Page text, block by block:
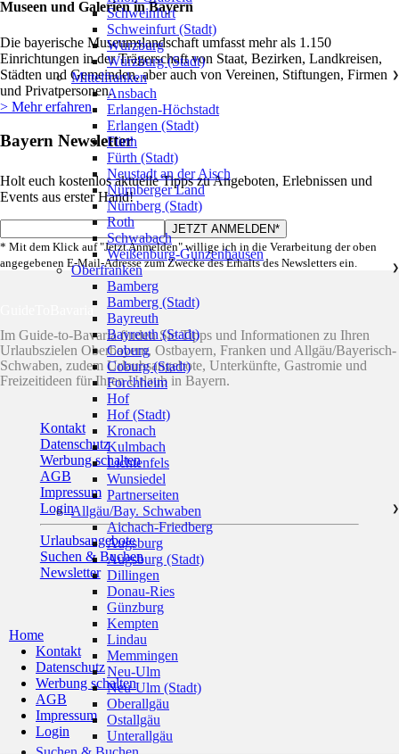
Museen und Galerien in Bayern
Die bayerische Museumslandschaft umfasst mehr als 1.150
Einrichtungen in der Trägerschaft von Staat, Bezirken, Landkreisen,
Städten und Gemeinden, aber auch von Vereinen, Stiftungen, Firmen
und Privatpersonen.
> Mehr erfahren
Bayern Newsletter
Holt euch kostenlos aktuelle Tipps zu Angeboten, Erlebnissen und
Events aus erster Hand!
* Mit dem Klick auf "Jetzt Anmelden" willige ich in die Verarbeitung der oben
angegebenen E-Mail-Adresse zum Zwecke des Erhalts des Newsletters ein.
GuideToBavaria
Im Guide-to-Bavaria finden Sie Tipps und Informationen zu Ihren
Urlaubszielen Oberbayern, Ostbayern, Franken und Allgäu/Bayerisch-
Schwaben, zudem Urlaubsangebote, Unterkünfte, Gastromie und
Freizeitideen für Ihren Urlaub in Bayern.
Kontakt
Datenschutz
Werbung schalten
AGB
Impressum
Login
Urlaubsangebote
Suchen & Buchen
Newsletter
Home
Kontakt
Datenschutz
Werbung schalten
AGB
Impressum
Login
Schweinfurt
Schweinfurt (Stadt)
Würzburg
Würzburg (Stadt)
Mittelfranken
❯
Ansbach
Erlangen-Höchstadt
Erlangen (Stadt)
Fürth
Fürth (Stadt)
Neustadt an der Aisch
Nürnberger Land
Nürnberg (Stadt)
Roth
Schwabach
Weißenburg-Gunzenhausen
Oberfranken
❯
Bamberg
Bamberg (Stadt)
Bayreuth
Bayreuth (Stadt)
Coburg
Coburg (Stadt)
Forchheim
Hof
Hof (Stadt)
Kronach
Kulmbach
Lichtenfels
Wunsiedel
Partnerseiten
Allgäu/Bay. Schwaben
❯
Aichach-Friedberg
Augsburg
Augsburg (Stadt)
Dillingen
Donau-Ries
Günzburg
Kempten
Lindau
Memmingen
Neu-Ulm
Neu-Ulm (Stadt)
Oberallgäu
Ostallgäu
Unterallgäu